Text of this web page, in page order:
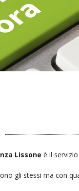
Lissoneè il
gli stessi ma con